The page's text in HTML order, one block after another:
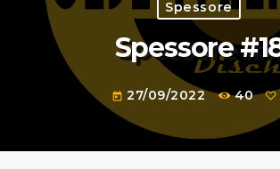
Spessore
Spessore
today 27/09/2022 40